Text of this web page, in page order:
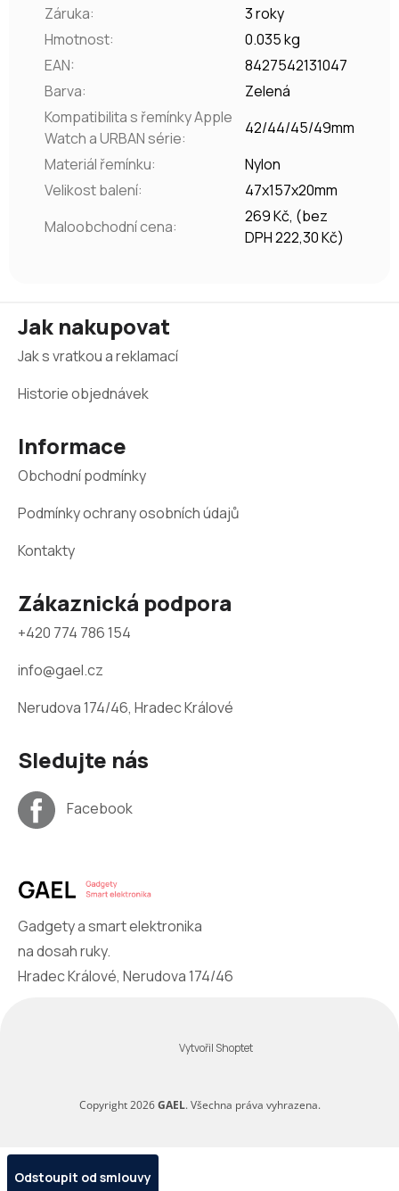
Záruka:
3 roky
Hmotnost:
0.035 kg
EAN:
8427542131047
Barva:
Zelená
Kompatibilita s řemínky Apple
Watch a URBAN série:
42/44/45/49mm
Materiál řemínku:
Nylon
Velikost balení:
47x157x20mm
Maloobchodní cena:
269 Kč, (bez
DPH 222,30 Kč)
Jak nakupovat
Jak s vratkou a reklamací
Historie objednávek
Informace
Obchodní podmínky
Podmínky ochrany osobních údajů
Kontakty
Zákaznická podpora
+420 774 786 154
info@gael.cz
Nerudova 174/46, Hradec Králové
Sledujte nás
Facebook
Gadgety a smart elektronika
na dosah ruky.
Hradec Králové, Nerudova 174/46
Vytvořil Shoptet
Copyright 2026GAEL. Všechna práva vyhrazena.
Odstoupit od smlouvy